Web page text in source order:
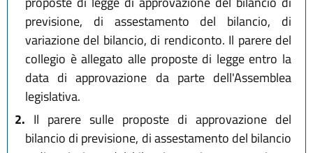
previsione, di assestamento del bilancio, di
variazione del bilancio, di rendiconto. Il parere del
collegio è allegato alle proposte di legge entro la
data di approvazione da parte dell'Assemblea
legislativa.
2. Il parere sulle proposte di approvazione del
bilancio di previsione, di assestamento del bilancio